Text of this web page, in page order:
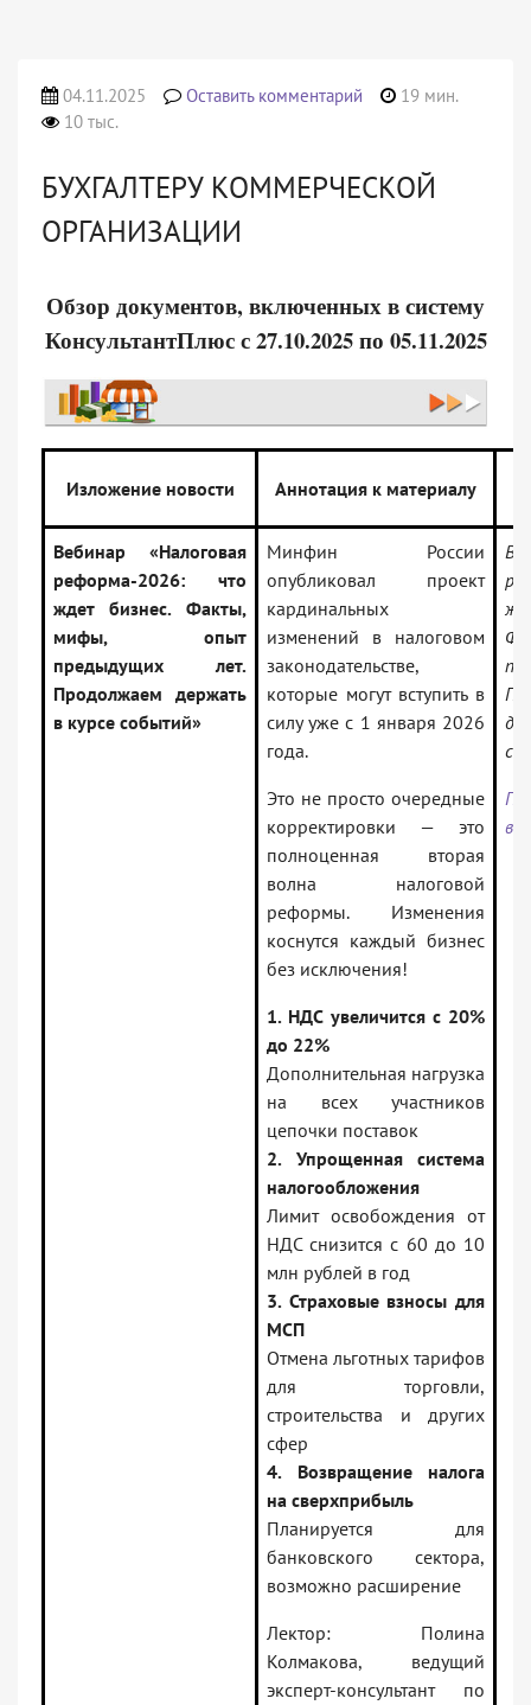
04.11.2025 Оставить комментарий
19 мин.
10 тыс.
БУХГАЛТЕРУ КОММЕРЧЕСКОЙ
ОРГАНИЗАЦИИ
Обзор документов, включенных в систему
КонсультантПлюс с 27.10.2025 по 05.11.2025
Изложение новости Аннотация к материалу
Вебинар «Налоговая
реформа-2026: что
ждет бизнес. Факты,
мифы, опыт
предыдущих лет.
Продолжаем держать
в курсе событий»
Минфин России
опубликовал проект
кардинальных
изменений в налоговом
законодательстве,
которые могут вступить в
силу уже с 1 января 2026
года.
Это не просто очередные
корректировки — это
полноценная вторая
волна налоговой
реформы. Изменения
коснутся каждый бизнес
без исключения!
1. НДС увеличится с 20%
до 22%
Дополнительная нагрузка
на всех участников
цепочки поставок
2. Упрощенная система
налогообложения
Лимит освобождения от
НДС снизится с 60 до 10
млн рублей в год
3. Страховые взносы для
МСП
Отмена льготных тарифов
для торговли,
строительства и других
сфер
4. Возвращение налога
на сверхприбыль
Планируется для
банковского сектора,
возможно расширение
Лектор: Полина
Колмакова, ведущий
эксперт-консультант по